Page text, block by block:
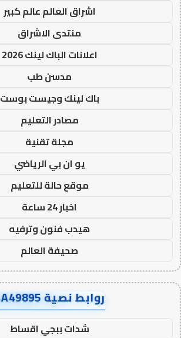
اشراق العالم عالم كبير
منتدى الاشراق
اعلانات الباك لينك 2026
مدسن طب
باك لينك وجيست بوست
مصادر التعليم
مجلة تقنية
يو ان بي الرياضي
موقع حالة للتعليم
اخبار 24 ساعة
هيدب فنون وترفيه
صحيفة العالم
روابط نصية AA49895
شدات ببجي اقساط